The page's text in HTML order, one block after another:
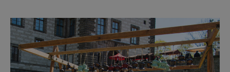
pojmenovaných po klasických českých
autorech a autorkách. Dramaturgie festivalu
v roce 2026 se zaměří na dvě hlavní tém